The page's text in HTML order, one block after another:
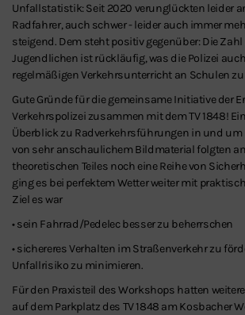
Unfallstatistik: Seit 2020 verunglückten leider
Radfahrer, auch schwer - leider auch immer
steigend. Dem steht positiv gegenüber: Die
Jugendlichen ist rückläufig, was die Polizei
regelmäßigen Verkehrsunterricht an Schulen
Gute Gründe für die gemeinsame Initiative der
Verkehrspolizei zusammen mit dem TV 1848!
Überblick zu Radverkehrsführungen in und um
von sehr anschaulichem Bildmaterial folgten
theoretischen Teiles noch eine Reihe von
ging es bei perfektem Wetter weiter mit
Ziel es war
• sein Fahrrad/Pedelec besser zu beherrschen
• sichereres Verhalten im Straßenverkehr zu
Unfallrisiko zu minimieren.
Für den Praxisteil des Workshops hatten
auf dem Parkplatz des TV 1848 am Kosbacher